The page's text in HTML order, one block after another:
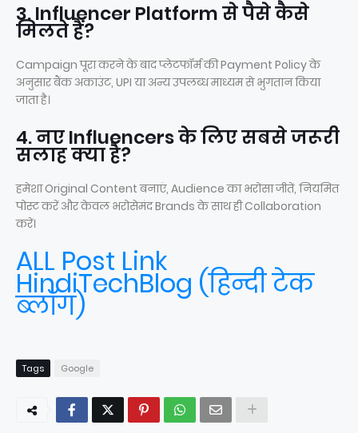
3. Influencer Platform से पैसे कैसे
मिलते हैं?
Campaign पूरा करने के बाद प्लेटफॉर्म की Payment Policy के
अनुसार बैंक अकाउंट, UPI या अन्य उपलब्ध माध्यम से भुगतान किया
जाता है।
4. नए Influencers के लिए सबसे जरूरी
सलाह क्या है?
हमेशा Original Content बनाएं, Audience का भरोसा जीतें, नियमित
पोस्ट करें और केवल भरोसेमंद Brands के साथ ही Collaboration
करें।
ALL Post Link
HindiTechBlog (हिन्दी टेक
ब्लॉग)
Tags Google